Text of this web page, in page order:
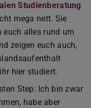
Studienberatung
mega nett. Sie
euch alles rund um
zeigen euch auch,
hier studiert.
Step: Ich bin zwar
habe aber